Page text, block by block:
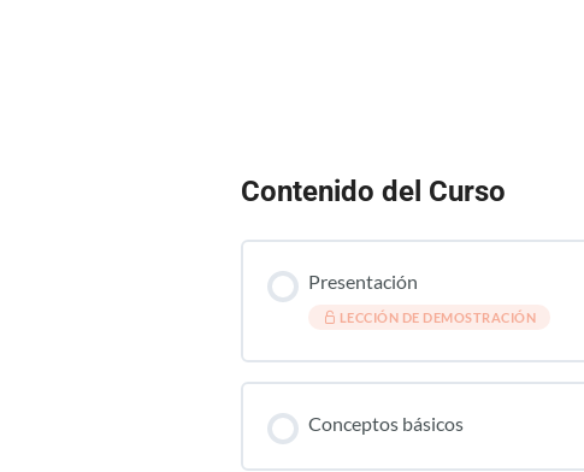
Contenido del Curso
Presentación
LECCIÓN DE DEMOSTRACIÓN
Conceptos básicos